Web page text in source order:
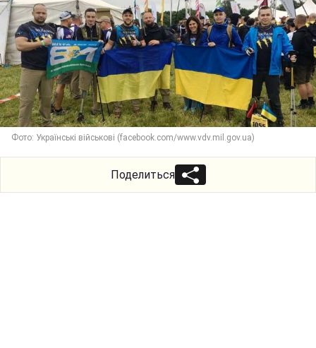
Фото: Українські військові (facebook.com/www.vdv.mil.gov.ua)
Поделиться